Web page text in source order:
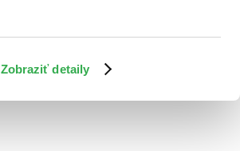
Zobraziť detaily